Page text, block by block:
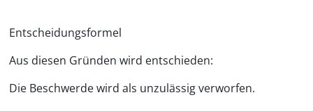
Entscheidungsformel
Aus diesen Gründen wird entschieden:
Die Beschwerde wird als unzulässig verworfen.